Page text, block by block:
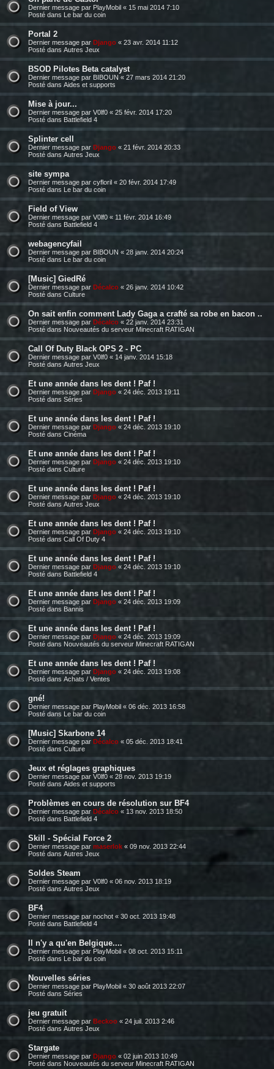
Dernier message par PlayMobil « 15 mai 2014 7:10
Posté dans Le bar du coin
Portal 2
Dernier message par Django « 23 avr. 2014 11:12
Posté dans Autres Jeux
BSOD Pilotes Beta catalyst
Dernier message par BIBOUN « 27 mars 2014 21:20
Posté dans Aides et supports
Mise à jour...
Dernier message par V0lf0 « 25 févr. 2014 17:20
Posté dans Battlefield 4
Splinter cell
Dernier message par Django « 21 févr. 2014 20:33
Posté dans Autres Jeux
site sympa
Dernier message par cyfloril « 20 févr. 2014 17:49
Posté dans Le bar du coin
Field of View
Dernier message par V0lf0 « 11 févr. 2014 16:49
Posté dans Battlefield 4
webagencyfail
Dernier message par BIBOUN « 28 janv. 2014 20:24
Posté dans Le bar du coin
[Music] GiedRé
Dernier message par Décalco « 26 janv. 2014 10:42
Posté dans Culture
On sait enfin comment Lady Gaga a crafté sa robe en bacon ..
Dernier message par Décalco « 22 janv. 2014 23:31
Posté dans Nouveautés du serveur Minecraft RATIGAN
Call Of Duty Black OPS 2 - PC
Dernier message par V0lf0 « 14 janv. 2014 15:18
Posté dans Autres Jeux
Et une année dans les dent ! Paf !
Dernier message par Django « 24 déc. 2013 19:11
Posté dans Séries
Et une année dans les dent ! Paf !
Dernier message par Django « 24 déc. 2013 19:10
Posté dans Cinéma
Et une année dans les dent ! Paf !
Dernier message par Django « 24 déc. 2013 19:10
Posté dans Culture
Et une année dans les dent ! Paf !
Dernier message par Django « 24 déc. 2013 19:10
Posté dans Autres Jeux
Et une année dans les dent ! Paf !
Dernier message par Django « 24 déc. 2013 19:10
Posté dans Call Of Duty 4
Et une année dans les dent ! Paf !
Dernier message par Django « 24 déc. 2013 19:10
Posté dans Battlefield 4
Et une année dans les dent ! Paf !
Dernier message par Django « 24 déc. 2013 19:09
Posté dans Bannis
Et une année dans les dent ! Paf !
Dernier message par Django « 24 déc. 2013 19:09
Posté dans Nouveautés du serveur Minecraft RATIGAN
Et une année dans les dent ! Paf !
Dernier message par Django « 24 déc. 2013 19:08
Posté dans Achats / Ventes
gné!
Dernier message par PlayMobil « 06 déc. 2013 16:58
Posté dans Le bar du coin
[Music] Skarbone 14
Dernier message par Décalco « 05 déc. 2013 18:41
Posté dans Culture
Jeux et réglages graphiques
Dernier message par V0lf0 « 28 nov. 2013 19:19
Posté dans Aides et supports
Problèmes en cours de résolution sur BF4
Dernier message par Décalco « 13 nov. 2013 18:50
Posté dans Battlefield 4
Skill - Spécial Force 2
Dernier message par maserlok « 09 nov. 2013 22:44
Posté dans Autres Jeux
Soldes Steam
Dernier message par V0lf0 « 06 nov. 2013 18:19
Posté dans Autres Jeux
BF4
Dernier message par nochot « 30 oct. 2013 19:48
Posté dans Battlefield 4
Il n'y a qu'en Belgique....
Dernier message par PlayMobil « 08 oct. 2013 15:11
Posté dans Le bar du coin
Nouvelles séries
Dernier message par PlayMobil « 30 août 2013 22:07
Posté dans Séries
jeu gratuit
Dernier message par Beckoo « 24 juil. 2013 2:46
Posté dans Autres Jeux
Stargate
Dernier message par Django « 02 juin 2013 10:49
Posté dans Nouveautés du serveur Minecraft RATIGAN